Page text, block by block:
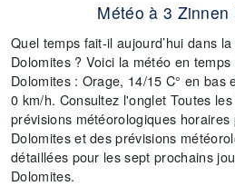
Météo à 3 Zinnen
Quel temps fait-il aujourd’hui dans
Dolomites ? Voici la météo en
Dolomites : Orage, 14/15 C° en bas
0 km/h. Consultez l'onglet Toutes
prévisions météorologiques
Dolomites et des prévisions
détaillées pour les sept prochains
Dolomites.